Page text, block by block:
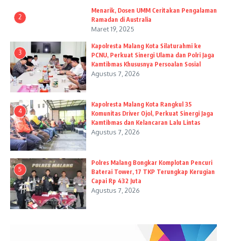
2
Menarik, Dosen UMM Ceritakan Pengalaman
Ramadan di Australia
Maret 19, 2025
3
Kapolresta Malang Kota Silaturahmi ke
PCNU, Perkuat Sinergi Ulama dan Polri Jaga
Kamtibmas Khususnya Persoalan Sosial
Agustus 7, 2026
4
Kapolresta Malang Kota Rangkul 35
Komunitas Driver Ojol, Perkuat Sinergi Jaga
Kamtibmas dan Kelancaran Lalu Lintas
Agustus 7, 2026
5
Polres Malang Bongkar Komplotan Pencuri
Baterai Tower, 17 TKP Terungkap Kerugian
Capai Rp 432 Juta
Agustus 7, 2026